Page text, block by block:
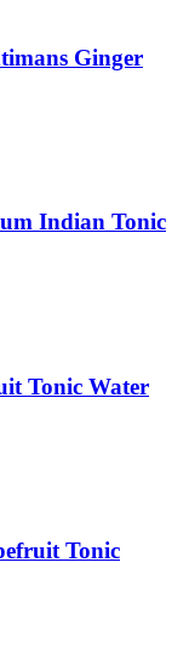
Ginger
Indian Tonic
Tonic Water
Tonic